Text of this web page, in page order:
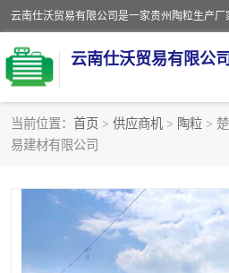
云南仕沃贸易有限公司
当前位置： 首页 > 供应商机 > 陶粒 >
易建材有限公司
陶粒
园林绿化陶粒